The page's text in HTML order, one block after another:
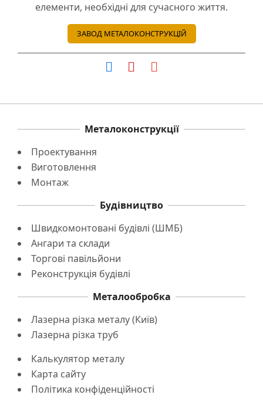
елементи, необхідні для сучасного життя.
ЗАВОД МЕТАЛОКОНСТРУКЦІЙ
Металоконструкції
Проектування
Виготовлення
Монтаж
Будівництво
Швидкомонтовані будівлі (ШМБ)
Ангари та склади
Торгові павільйони
Реконструкція будівлі
Металообробка
Лазерна різка металу (Київ)
Лазерна різка труб
Калькулятор металу
Карта сайту
Політика конфіденційності